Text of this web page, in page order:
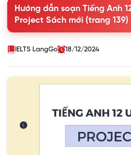
learning habit such as reading, self-
courses or having a variety of
about the habit and share it with the
questions as cues.
Gợi ý câu trả lời 1 (Reading):
Hướng dẫn soạn Tiếng Anh
Project Sách mới (trang 139)
IELTS LangGo 18/12/2024